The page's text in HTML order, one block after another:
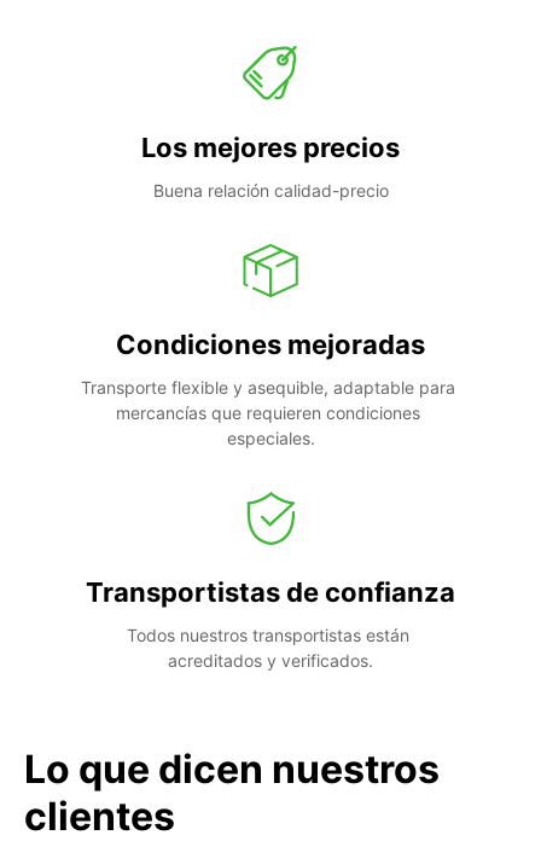
Los mejores precios
Buena relación calidad-precio
Condiciones mejoradas
Transporte flexible y asequible, adaptable para
mercancías que requieren condiciones
especiales.
Transportistas de confianza
Todos nuestros transportistas están
acreditados y verificados.
Lo que dicen nuestros
clientes